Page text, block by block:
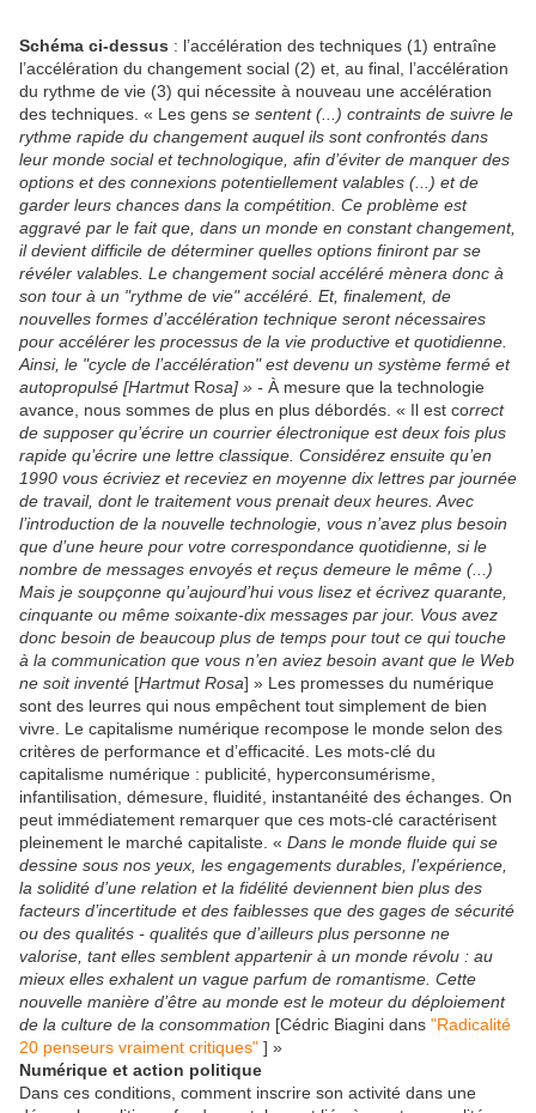
Schéma ci-dessus : l’accélération des techniques (1) entraîne
l’accélération du changement social (2) et, au final, l’accélération
du rythme de vie (3) qui nécessite à nouveau une accélération
des techniques. « Les gens se sentent (...) contraints de suivre le
rythme rapide du changement auquel ils sont confrontés dans
leur monde social et technologique, afin d’éviter de manquer des
options et des connexions potentiellement valables (...) et de
garder leurs chances dans la compétition. Ce problème est
aggravé par le fait que, dans un monde en constant changement,
il devient difficile de déterminer quelles options finiront par se
révéler valables. Le changement social accéléré mènera donc à
son tour à un "rythme de vie" accéléré. Et, finalement, de
nouvelles formes d’accélération technique seront nécessaires
pour accélérer les processus de la vie productive et quotidienne.
Ainsi, le "cycle de l’accélération" est devenu un système fermé et
autopropulsé [HartmutRosa] » - À mesure que la technologie
avance, nous sommes de plus en plus débordés. « Il est correct
de supposer qu’écrire un courrier électronique est deux fois plus
rapide qu’écrire une lettre classique. Considérez ensuite qu’en
1990 vous écriviez et receviez en moyenne dix lettres par journée
de travail, dont le traitement vous prenait deux heures. Avec
l’introduction de la nouvelle technologie, vous n’avez plus besoin
que d’une heure pour votre correspondance quotidienne, si le
nombre de messages envoyés et reçus demeure le même (...)
Mais je soupçonne qu’aujourd’hui vous lisez et écrivez quarante,
cinquante ou même soixante-dix messages par jour. Vous avez
donc besoin de beaucoup plus de temps pour tout ce qui touche
à la communication que vous n’en aviez besoin avant que le Web
ne soit inventé [Hartmut Rosa] » Les promesses du numérique
sont des leurres qui nous empêchent tout simplement de bien
vivre. Le capitalisme numérique recompose le monde selon des
critères de performance et d’efficacité. Les mots-clé du
capitalisme numérique : publicité, hyperconsumérisme,
infantilisation, démesure, fluidité, instantanéité des échanges. On
peut immédiatement remarquer que ces mots-clé caractérisent
pleinement le marché capitaliste. « Dans le monde fluide qui se
dessine sous nos yeux, les engagements durables, l’expérience,
la solidité d’une relation et la fidélité deviennent bien plus des
facteurs d’incertitude et des faiblesses que des gages de sécurité
ou des qualités - qualités que d’ailleurs plus personne ne
valorise, tant elles semblent appartenir à un monde révolu : au
mieux elles exhalent un vague parfum de romantisme. Cette
nouvelle manière d’être au monde est le moteur du déploiement
de la culture de la consommation [Cédric Biagini dans "Radicalité
20 penseurs vraiment critiques" ] »
Numérique et action politique
Dans ces conditions, comment inscrire son activité dans une